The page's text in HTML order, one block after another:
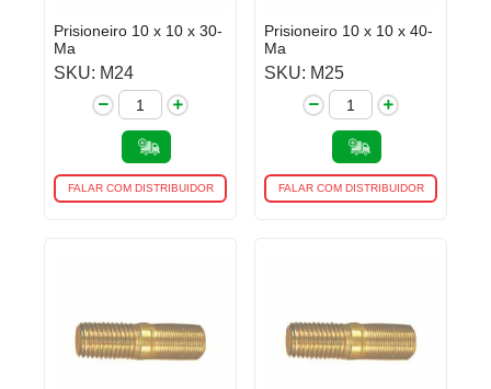
Prisioneiro 10 x 10 x 30-
Ma
SKU: M24
FALAR COM DISTRIBUIDOR
Prisioneiro 10 x 10 x 40-
Ma
SKU: M25
FALAR COM DISTRIBUIDOR